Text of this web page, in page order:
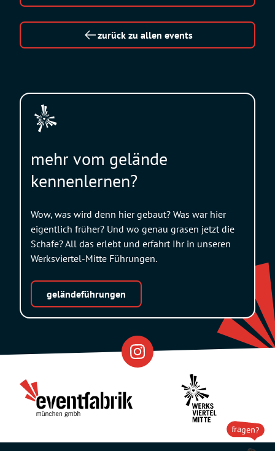
zurück zu allen events
fragen?
Partner
mehr vom gelände
kennenlernen?
Wow, was wird denn hier gebaut? Was war hier
eigentlich früher? Und wo genau grasen jetzt die
Schafe? All das erlebt und erfahrt Ihr in unseren
Werksviertel-Mitte Führungen.
geländeführungen